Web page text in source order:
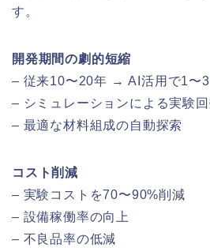
す。
開発期間の劇的短縮
– 従来10〜20年 → AI活用で1〜
– シミュレーションによる実験
– 最適な材料組成の自動探索
コスト削減
– 実験コストを70〜90%削減
– 設備稼働率の向上
– 不良品率の低減